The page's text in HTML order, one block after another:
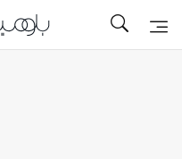
تخفيضات